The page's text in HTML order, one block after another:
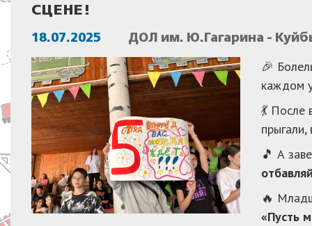
СЦЕНЕ!
18.07.2025 ДОЛ им. Ю.Гагарина -
🎉
каждом
💃 После
🎵 А
🔥
«Пусть